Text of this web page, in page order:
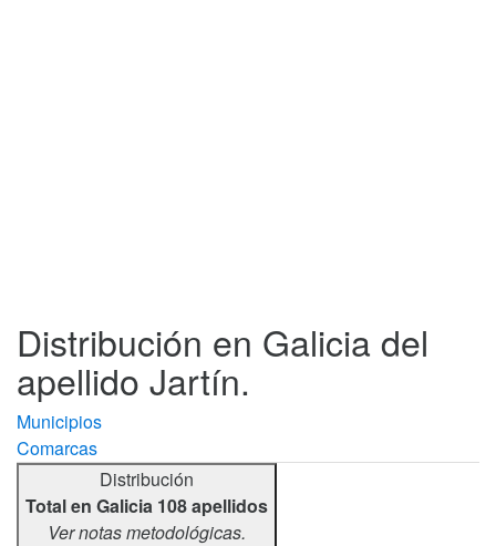
Distribución en Galicia del
apellido Jartín.
Municipios
Comarcas
Distribución
Total en Galicia 108 apellidos
Ver notas metodológicas.